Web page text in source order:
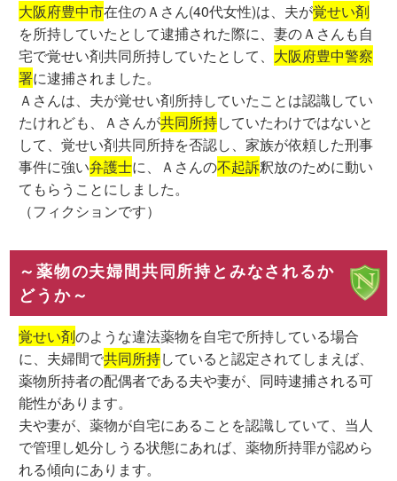
大阪府豊中市在住のＡさん(40代女性)は、夫が覚せい剤
を所持していたとして逮捕された際に、妻のＡさんも自
宅で覚せい剤共同所持していたとして、 大阪府豊中警察
署に逮捕されました。
Ａさんは、夫が覚せい剤所持していたことは認識してい
たけれども、Ａさんが共同所持していたわけではないと
して、覚せい剤共同所持を否認し、家族が依頼した刑事
事件に強い弁護士に、Ａさんの不起訴釈放のために動い
てもらうことにしました。
（フィクションです）
～薬物の夫婦間共同所持とみなされるか
どうか～
覚せい剤のような違法薬物を自宅で所持している場合
に、夫婦間で共同所持していると認定されてしまえば、
薬物所持者の配偶者である夫や妻が、同時逮捕される可
能性があります。
夫や妻が、薬物が自宅にあることを認識していて、当人
で管理し処分しうる状態にあれば、薬物所持罪が認めら
れる傾向にあります。